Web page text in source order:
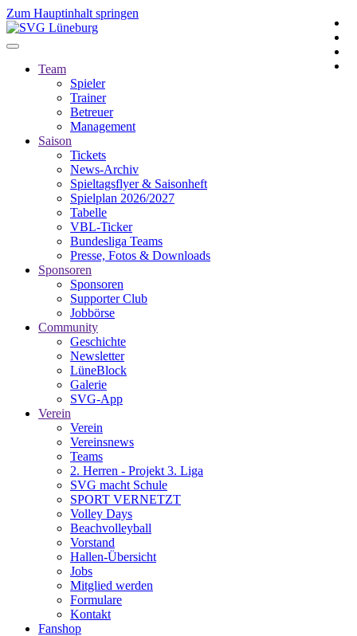
Zum Hauptinhalt springen
Team
Spieler
Trainer
Betreuer
Management
Saison
Tickets
News-Archiv
Spieltagsflyer & Saisonheft
Spielplan 2026/2027
Tabelle
VBL-Ticker
Bundesliga Teams
Presse, Fotos & Downloads
Sponsoren
Sponsoren
Supporter Club
Jobbörse
Community
Geschichte
Newsletter
LüneBlock
Galerie
SVG-App
Verein
Verein
Vereinsnews
Teams
2. Herren - Projekt 3. Liga
SVG macht Schule
SPORT VERNETZT
Volley Days
Beachvolleyball
Vorstand
Hallen-Übersicht
Jobs
Mitglied werden
Formulare
Kontakt
Fanshop